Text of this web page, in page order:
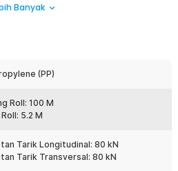
ini membantu mencegah
meningkatkan stabilitas tanah
lunak.
kN
tarik longitudinal dan
yang kuat membantu
merata pada area konstruksi. Hal
Banyak
(PP)
Roll: 100 M
5.2 M
Tarik Longitudinal: 80 kN
Tarik Transversal: 80 kN